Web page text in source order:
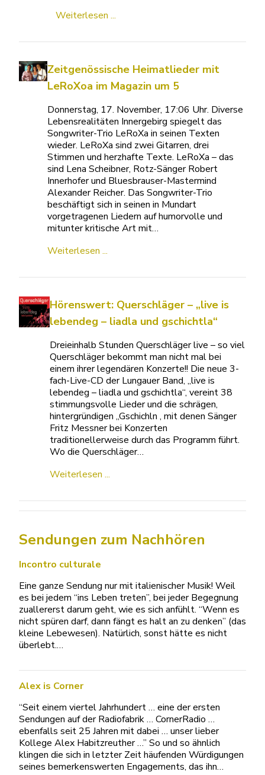
Weiterlesen ...
Zeitgenössische Heimatlieder mit
LeRoXoa im Magazin um 5
Donnerstag, 17. November, 17:06 Uhr. Diverse
Lebensrealitäten Innergebirg spiegelt das
Songwriter-Trio LeRoXa in seinen Texten
wieder. LeRoXa sind zwei Gitarren, drei
Stimmen und herzhafte Texte. LeRoXa – das
sind Lena Scheibner, Rotz-Sänger Robert
Innerhofer und Bluesbrauser-Mastermind
Alexander Reicher. Das Songwriter-Trio
beschäftigt sich in seinen in Mundart
vorgetragenen Liedern auf humorvolle und
mitunter kritische Art mit…
Weiterlesen ...
Hörenswert: Querschläger – „live is
lebendeg – liadla und gschichtla“
Dreieinhalb Stunden Querschläger live – so viel
Querschläger bekommt man nicht mal bei
einem ihrer legendären Konzerte!! Die neue 3-
fach-Live-CD der Lungauer Band, „live is
lebendeg – liadla und gschichtla“, vereint 38
stimmungsvolle Lieder und die schrägen,
hintergründigen „Gschichln , mit denen Sänger
Fritz Messner bei Konzerten
traditionellerweise durch das Programm führt.
Wo die Querschläger…
Weiterlesen ...
Sendungen zum Nachhören
Incontro culturale
Eine ganze Sendung nur mit italienischer Musik! Weil
es bei jedem “ins Leben treten”, bei jeder Begegnung
zuallererst darum geht, wie es sich anfühlt. “Wenn es
nicht spüren darf, dann fängt es halt an zu denken” (das
kleine Lebewesen). Natürlich, sonst hätte es nicht
überlebt.…
Alex is Corner
“Seit einem viertel Jahrhundert … eine der ersten
Sendungen auf der Radiofabrik … CornerRadio …
ebenfalls seit 25 Jahren mit dabei … unser lieber
Kollege Alex Habitzreuther …” So und so ähnlich
klingen die sich in letzter Zeit häufenden Würdigungen
seines bemerkenswerten Engagements, das ihn…